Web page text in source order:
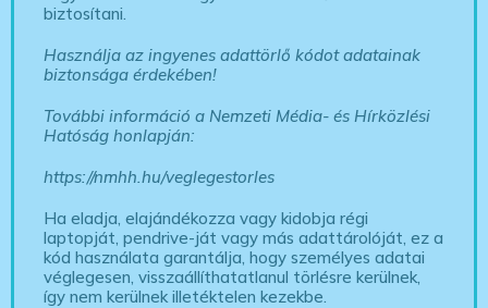
biztosítani.
Használja az ingyenes adattörlő kódot adatainak
biztonsága érdekében!
További információ a Nemzeti Média- és Hírközlési
Hatóság honlapján:
https://nmhh.hu/veglegestorles
Ha eladja, elajándékozza vagy kidobja régi
laptopját, pendrive-ját vagy más adattárolóját, ez a
kód használata garantálja, hogy személyes adatai
véglegesen, visszaállíthatatlanul törlésre kerülnek,
így nem kerülnek illetéktelen kezekbe.